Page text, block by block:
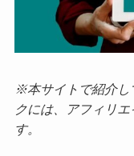
※本サイトで紹介し
クには、アフィリ
す。